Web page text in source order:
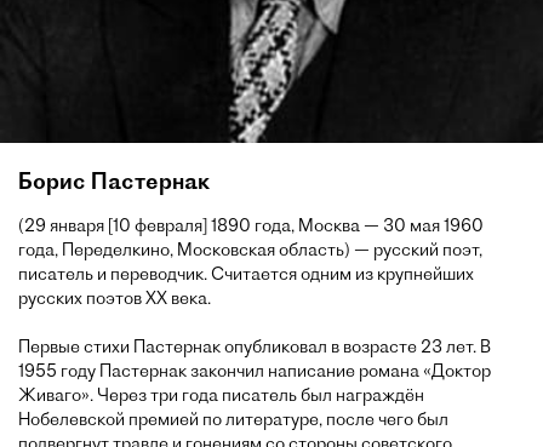
Борис Пастернак
(29 января [10 февраля] 1890 года, Москва — 30 мая 1960
года, Переделкино, Московская область) — русский поэт,
писатель и переводчик. Считается одним из крупнейших
русских поэтов XX века.
Первые стихи Пастернак опубликовал в возрасте 23 лет. В
1955 году Пастернак закончил написание романа «Доктор
Живаго». Через три года писатель был награждён
Нобелевской премией по литературе, после чего был